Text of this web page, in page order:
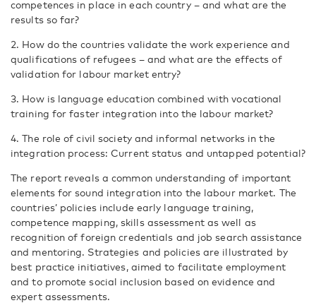
competences in place in each country – and what are the
results so far?
2. How do the countries validate the work experience and
qualifications of refugees – and what are the effects of
validation for labour market entry?
3. How is language education combined with vocational
training for faster integration into the labour market?
4. The role of civil society and informal networks in the
integration process: Current status and untapped potential?
The report reveals a common understanding of important
elements for sound integration into the labour market. The
countries’ policies include early language training,
competence mapping, skills assessment as well as
recognition of foreign credentials and job search assistance
and mentoring. Strategies and policies are illustrated by
best practice initiatives, aimed to facilitate employment
and to promote social inclusion based on evidence and
expert assessments.